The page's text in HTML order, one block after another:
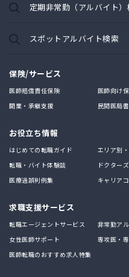
定期非常勤（アルバイト）
スポットアルバイト検索
保険/サービス
医師賠償責任保険
医師向け
開業・承継支援
民間医局
お役立ち情報
はじめての転職ガイド
エリア別
転職・バイト体験談
ドクター
医療過誤判例集
キャリア
求職支援サービス
転職エージェントサービス
非常勤ア
女性医師サポート
専攻医・
医師転職のおすすめ求人特集